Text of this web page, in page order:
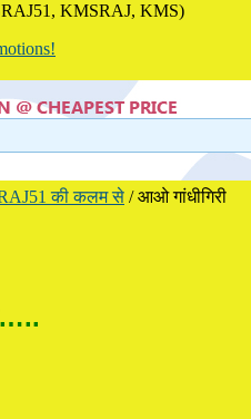
KMSRAJ, KMS)
की कलम से /आओ गांधीगिरी